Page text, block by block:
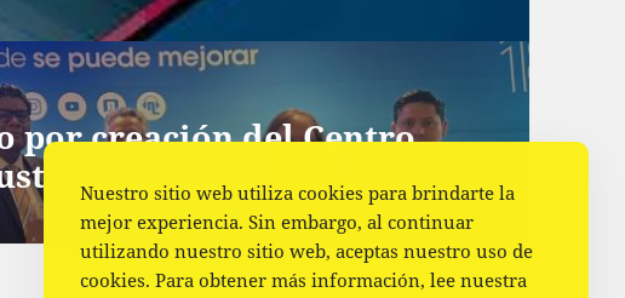
por creación del Centro
Indígena
Nuestro sitio web utiliza cookies para brindarte la
mejor experiencia. Sin embargo, al continuar
utilizando nuestro sitio web, aceptas nuestro uso de
cookies. Para obtener más información, lee nuestra